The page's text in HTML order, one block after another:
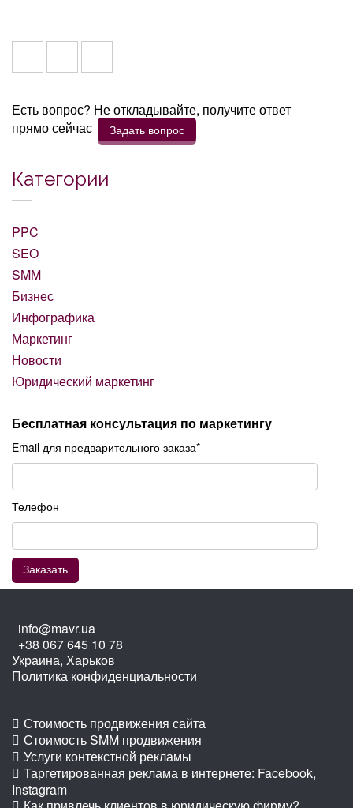
Есть вопрос? Не откладывайте, получите ответ
прямо сейчас
Задать вопрос
Категории
PPC
SEO
SMM
Бизнес
Инфографика
Маркетинг
Новости
Юридический маркетинг
Бесплатная консультация по маркетингу
Email для предварительного заказа*
Телефон
info@mavr.ua
+38 067 645 10 78
Украина, Харьков
Политика конфиденциальности
Стоимость продвижения сайта
Стоимость SMM продвижения
Услуги контекстной рекламы
Таргетированная реклама в интернете: Facebook,
Instagram